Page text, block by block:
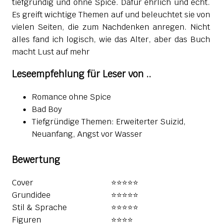
Es greift wichtige Themen auf und beleuchtet sie von
vielen Seiten, die zum Nachdenken anregen. Nicht
alles fand ich logisch, wie das Alter, aber das Buch
macht Lust auf mehr
Leseempfehlung für Leser von ..
Romance ohne Spice
Bad Boy
Tiefgründige Themen: Erweiterter Suizid,
Neuanfang, Angst vor Wasser
Bewertung
Cover
⭐⭐⭐⭐⭐
Grundidee
⭐⭐⭐⭐⭐️
Stil & Sprache
⭐⭐⭐⭐️⭐️
Figuren
⭐⭐⭐️⭐️